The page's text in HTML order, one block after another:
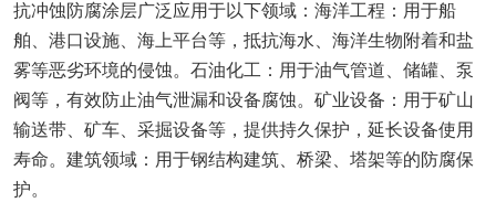
抗冲蚀防腐涂层广泛应用于以下领域：海洋工程：用于船
舶、港口设施、海上平台等，抵抗海水、海洋生物附着和盐
雾等恶劣环境的侵蚀。石油化工：用于油气管道、储罐、泵
阀等，有效防止油气泄漏和设备腐蚀。矿业设备：用于矿山
输送带、矿车、采掘设备等，提供持久保护，延长设备使用
寿命。建筑领域：用于钢结构建筑、桥梁、塔架等的防腐保
护。